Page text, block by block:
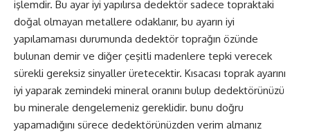
işlemdir. Bu ayar iyi yapılırsa dedektör sadece topraktaki
doğal olmayan metallere odaklanır, bu ayarın iyi
yapılamaması durumunda dedektör toprağın özünde
bulunan demir ve diğer çeşitli madenlere tepki verecek
sürekli gereksiz sinyaller üretecektir. Kısacası toprak ayarını
iyi yaparak zemindeki mineral oranını bulup dedektörünüzü
bu minerale dengelemeniz gereklidir. bunu doğru
yapamadığını sürece dedektörünüzden verim almanız